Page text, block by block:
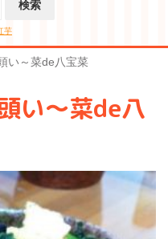
検索
芋
い～菜de八宝菜
い～菜de八